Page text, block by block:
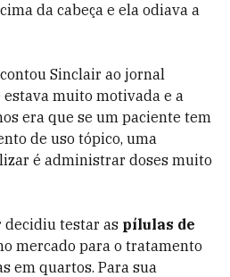
da cabeça e ela odiava a
Sinclair ao jornal
muito motivada e a
era que se um paciente tem
de uso tópico, uma
é administrar doses muito
decidiu testar as pílulas de
mercado para o tratamento
em quartos. Para sua